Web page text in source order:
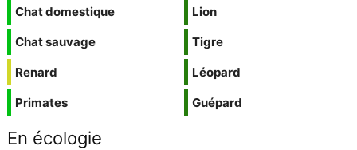
Chat domestique
Chat sauvage
Renard
Primates
Lion
Tigre
Léopard
Guépard
En écologie